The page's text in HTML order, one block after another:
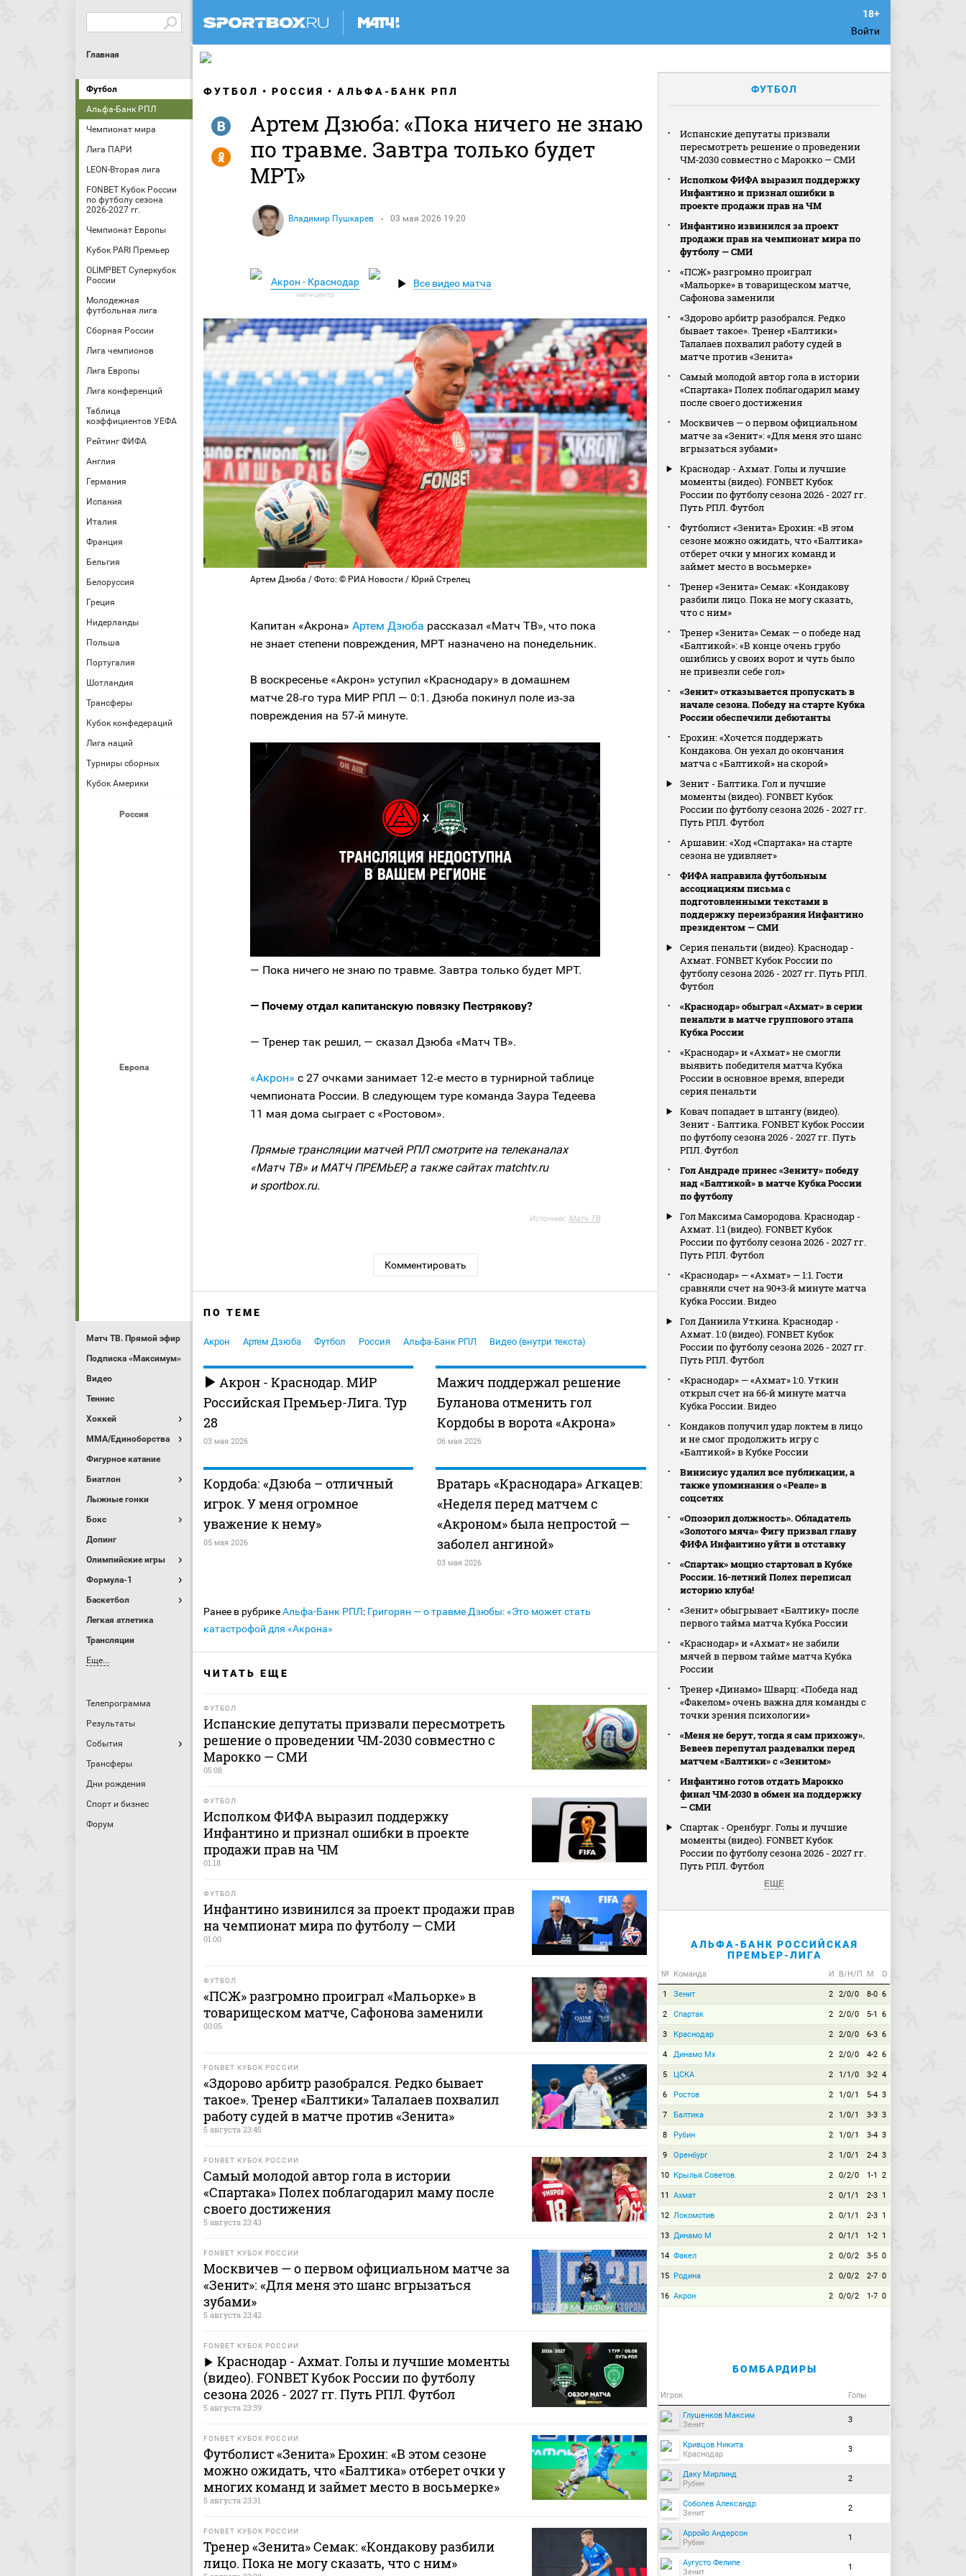
Войти
Главная
Футбол
Альфа-Банк РПЛ
Чемпионат мира
Лига ПАРИ
LEON-Вторая лига
FONBET Кубок России
по футболу сезона
2026-2027 гг.
Чемпионат Европы
Кубок PARI Премьер
OLIMPBET Суперкубок
России
Молодежная
футбольная лига
Сборная России
Лига чемпионов
Лига Европы
Лига конференций
Таблица
коэффициентов УЕФА
Рейтинг ФИФА
Англия
Германия
Испания
Италия
Франция
Бельгия
Белоруссия
Греция
Нидерланды
Польша
Португалия
Шотландия
Трансферы
Кубок конфедераций
Лига наций
Турниры сборных
Кубок Америки
Россия
Европа
Матч ТВ. Прямой эфир
Подписка «Максимум»
Видео
Теннис
Хоккей
MMA/Единоборства
Фигурное катание
Биатлон
Лыжные гонки
Бокс
Допинг
Олимпийские игры
Формула-1
Баскетбол
Легкая атлетика
Трансляции
Еще...
Телепрограмма
Результаты
События
Трансферы
Дни рождения
Спорт и бизнес
Форум
ФУТБОЛ РОССИЯ АЛЬФА-БАНК РПЛ
Артем Дзюба: «Пока ничего не знаю
по травме. Завтра только будет
МРТ»
Владимир Пушкарев 03 мая 2026 19:20
R
Y
Акрон - Краснодар Все видео матча
Артем Дзюба / Фото: © РИА Новости / Юрий Стрелец
Капитан «Акрона» Артем Дзюба рассказал «Матч ТВ», что пока
не знает степени повреждения, МРТ назначено на понедельник.
В воскресенье «Акрон» уступил «Краснодару» в домашнем
матче 28‑го тура МИР РПЛ — 0:1. Дзюба покинул поле из‑за
повреждения на 57‑й минуте.
— Пока ничего не знаю по травме. Завтра только будет МРТ.
— Почему отдал капитанскую повязку Пестрякову?
— Тренер так решил, — сказал Дзюба «Матч ТВ».
«Акрон» с 27 очками занимает 12‑е место в турнирной таблице
чемпионата России. В следующем туре команда Заура Тедеева
11 мая дома сыграет с «Ростовом».
Прямые трансляции матчей РПЛ смотрите на телеканалах
«Матч ТВ» и МАТЧ ПРЕМЬЕР, а также сайтах matchtv.ru
и sportbox.ru.
Источник: Матч ТВ
Комментировать
ПО ТЕМЕ
Акрон Артем Дзюба Футбол Россия Альфа-Банк РПЛ Видео (внутри текста)
Акрон - Краснодар. МИР
Российская Премьер-Лига. Тур
28
03 мая 2026
Мажич поддержал решение
Буланова отменить гол
Кордобы в ворота «Акрона»
06 мая 2026
Кордоба: «Дзюба – отличный
игрок. У меня огромное
уважение к нему»
05 мая 2026
Вратарь «Краснодара» Агкацев:
«Неделя перед матчем с
«Акроном» была непростой —
заболел ангиной»
03 мая 2026
Ранее в рубрикеАльфа-Банк РПЛ: Григорян — о травме Дзюбы: «Это может стать
катастрофой для «Акрона»
ЧИТАТЬ ЕЩЕ
ФУТБОЛ
Испанские депутаты призвали пересмотреть
решение о проведении ЧМ‑2030 совместно с
Марокко — СМИ
05:08
ФУТБОЛ
Исполком ФИФА выразил поддержку
Инфантино и признал ошибки в проекте
продажи прав на ЧМ
01:18
ФУТБОЛ
Инфантино извинился за проект продажи прав
на чемпионат мира по футболу — СМИ
01:00
ФУТБОЛ
«ПСЖ» разгромно проиграл «Мальорке» в
товарищеском матче, Сафонова заменили
00:05
FONBET КУБОК РОССИИ
«Здорово арбитр разобрался. Редко бывает
такое». Тренер «Балтики» Талалаев похвалил
работу судей в матче против «Зенита»
5 августа 23:45
FONBET КУБОК РОССИИ
Самый молодой автор гола в истории
«Спартака» Полех поблагодарил маму после
своего достижения
5 августа 23:43
FONBET КУБОК РОССИИ
Москвичев — о первом официальном матче за
«Зенит»: «Для меня это шанс вгрызаться
зубами»
5 августа 23:42
FONBET КУБОК РОССИИ
Краснодар - Ахмат. Голы и лучшие моменты
(видео). FONBET Кубок России по футболу
сезона 2026 - 2027 гг. Путь РПЛ. Футбол
5 августа 23:39
FONBET КУБОК РОССИИ
Футболист «Зенита» Ерохин: «В этом сезоне
можно ожидать, что «Балтика» отберет очки у
многих команд и займет место в восьмерке»
5 августа 23:31
FONBET КУБОК РОССИИ
Тренер «Зенита» Семак: «Кондакову разбили
лицо. Пока не могу сказать, что с ним»
ФУТБОЛ
Испанские депутаты призвали
пересмотреть решение о проведении
ЧМ‑2030 совместно с Марокко — СМИ
Исполком ФИФА выразил поддержку
Инфантино и признал ошибки в
проекте продажи прав на ЧМ
Инфантино извинился за проект
продажи прав на чемпионат мира по
футболу — СМИ
«ПСЖ» разгромно проиграл
«Мальорке» в товарищеском матче,
Сафонова заменили
«Здорово арбитр разобрался. Редко
бывает такое». Тренер «Балтики»
Талалаев похвалил работу судей в
матче против «Зенита»
Самый молодой автор гола в истории
«Спартака» Полех поблагодарил маму
после своего достижения
Москвичев — о первом официальном
матче за «Зенит»: «Для меня это шанс
вгрызаться зубами»
Краснодар - Ахмат. Голы и лучшие
моменты (видео). FONBET Кубок
России по футболу сезона 2026 - 2027 гг.
Путь РПЛ. Футбол
Футболист «Зенита» Ерохин: «В этом
сезоне можно ожидать, что «Балтика»
отберет очки у многих команд и
займет место в восьмерке»
Тренер «Зенита» Семак: «Кондакову
разбили лицо. Пока не могу сказать,
что с ним»
Тренер «Зенита» Семак — о победе над
«Балтикой»: «В конце очень грубо
ошиблись у своих ворот и чуть было
не привезли себе гол»
«Зенит» отказывается пропускать в
начале сезона. Победу на старте Кубка
России обеспечили дебютанты
Ерохин: «Хочется поддержать
Кондакова. Он уехал до окончания
матча с «Балтикой» на скорой»
Зенит - Балтика. Гол и лучшие
моменты (видео). FONBET Кубок
России по футболу сезона 2026 - 2027 гг.
Путь РПЛ. Футбол
Аршавин: «Ход «Спартака» на старте
сезона не удивляет»
ФИФА направила футбольным
ассоциациям письма с
подготовленными текстами в
поддержку переизбрания Инфантино
президентом — СМИ
Серия пенальти (видео). Краснодар -
Ахмат. FONBET Кубок России по
футболу сезона 2026 - 2027 гг. Путь РПЛ.
Футбол
«Краснодар» обыграл «Ахмат» в серии
пенальти в матче группового этапа
Кубка России
«Краснодар» и «Ахмат» не смогли
выявить победителя матча Кубка
России в основное время, впереди
серия пенальти
Ковач попадает в штангу (видео).
Зенит - Балтика. FONBET Кубок России
по футболу сезона 2026 - 2027 гг. Путь
РПЛ. Футбол
Гол Андраде принес «Зениту» победу
над «Балтикой» в матче Кубка России
по футболу
Гол Максима Самородова. Краснодар -
Ахмат. 1:1 (видео). FONBET Кубок
России по футболу сезона 2026 - 2027 гг.
Путь РПЛ. Футбол
«Краснодар» — «Ахмат» — 1:1. Гости
сравняли счет на 90+3‑й минуте матча
Кубка России. Видео
Гол Даниила Уткина. Краснодар -
Ахмат. 1:0 (видео). FONBET Кубок
России по футболу сезона 2026 - 2027 гг.
Путь РПЛ. Футбол
«Краснодар» — «Ахмат» 1:0. Уткин
открыл счет на 66‑й минуте матча
Кубка России. Видео
Кондаков получил удар локтем в лицо
и не смог продолжить игру с
«Балтикой» в Кубке России
Винисиус удалил все публикации, а
также упоминания о «Реале» в
соцсетях
«Опозорил должность». Обладатель
«Золотого мяча» Фигу призвал главу
ФИФА Инфантино уйти в отставку
«Спартак» мощно стартовал в Кубке
России. 16-летний Полех переписал
историю клуба!
«Зенит» обыгрывает «Балтику» после
первого тайма матча Кубка России
«Краснодар» и «Ахмат» не забили
мячей в первом тайме матча Кубка
России
Тренер «Динамо» Шварц: «Победа над
«Факелом» очень важна для команды с
точки зрения психологии»
«Меня не берут, тогда я сам прихожу».
Бевеев перепутал раздевалки перед
матчем «Балтики» с «Зенитом»
Инфантино готов отдать Марокко
финал ЧМ‑2030 в обмен на поддержку
— СМИ
Спартак - Оренбург. Голы и лучшие
моменты (видео). FONBET Кубок
России по футболу сезона 2026 - 2027 гг.
Путь РПЛ. Футбол
ЕЩЕ
АЛЬФА-БАНК РОССИЙСКАЯ
ПРЕМЬЕР-ЛИГА
№ Команда И В/Н/П М О
1 Зенит 2 2/0/0 8-0 6
2 Спартак 2 2/0/0 5-1 6
3 Краснодар 2 2/0/0 6-3 6
4 Динамо Мх 2 2/0/0 4-2 6
5 ЦСКА 2 1/1/0 3-2 4
6 Ростов 2 1/0/1 5-4 3
7 Балтика 2 1/0/1 3-3 3
8 Рубин 2 1/0/1 3-4 3
9 Оренбург 2 1/0/1 2-4 3
10 Крылья Советов 2 0/2/0 1-1 2
11 Ахмат 2 0/1/1 2-3 1
12 Локомотив 2 0/1/1 2-3 1
13 Динамо М 2 0/1/1 1-2 1
14 Факел 2 0/0/2 3-5 0
15 Родина 2 0/0/2 2-7 0
16 Акрон 2 0/0/2 1-7 0
БОМБАРДИРЫ
Игрок Голы
Глушенков Максим
Зенит
3
Кривцов Никита
Краснодар
3
Даку Мирлинд
Рубин
2
Соболев Александр
Зенит
2
Арройо Андерсон
Рубин
1
Аугусто Фелипе
Зенит
1